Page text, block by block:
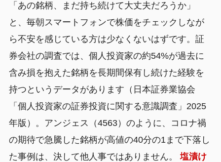
「あの銘柄、まだ持ち続けて大丈夫だろうか」
と、毎朝スマートフォンで株価をチェックしなが
ら不安を感じている方は少なくないはずです。証
券会社の調査では、個人投資家の約54%が過去に
含み損を抱えた銘柄を長期間保有し続けた経験を
持つというデータがあります（日本証券業協会
「個人投資家の証券投資に関する意識調査」2025
年版）。アンジェス（4563）のように、コロナ禍
の期待で急騰した銘柄が高値の40分の1まで下落し
た事例は、決して他人事ではありません。塩漬け